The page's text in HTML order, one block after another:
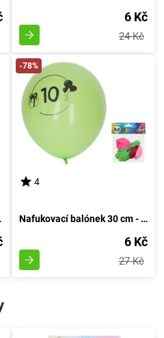
6 Kč
24 Kč
číslem 20
-78%
4
Nafukovací balónek 30 cm - sada 5 kusů, s číslem 10
6 Kč
27 Kč